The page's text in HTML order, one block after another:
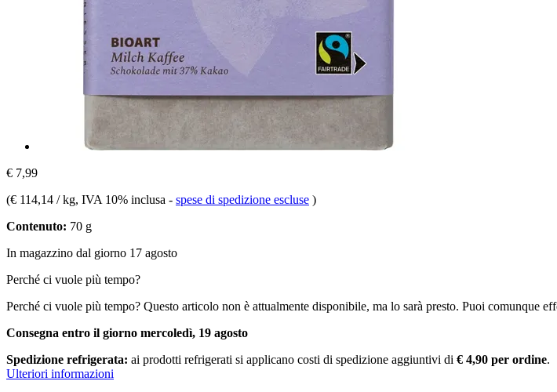
€ 7,99
(€ 114,14 / kg, IVA 10% inclusa - spese di spedizione escluse )
Contenuto: 70 g
In magazzino dal giorno 17 agosto
Perché ci vuole più tempo?
Perché ci vuole più tempo? Questo articolo non è attualmente disponibile, ma lo sarà presto. Puoi comunque
Consegna entro il giorno mercoledì, 19 agosto
Spedizione refrigerata: ai prodotti refrigerati si applicano costi di spedizione aggiuntivi di € 4,90 per ordine.
Ulteriori informazioni